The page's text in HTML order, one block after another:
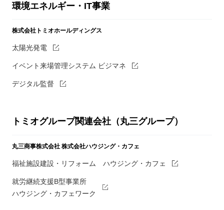
環境エネルギー・IT事業
株式会社トミオホールディングス
太陽光発電
イベント来場管理システム ビジマネ
デジタル監督
トミオグループ関連会社（丸三グループ）
丸三商事株式会社 株式会社ハウジング・カフェ
福祉施設建設・リフォーム ハウジング・カフェ
就労継続支援B型事業所
ハウジング・カフェワーク